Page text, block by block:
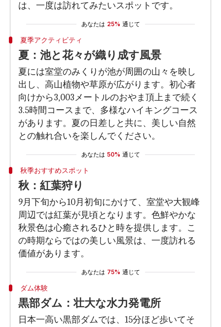
は、一度は訪れてみたいスポットです。
あなたは 25% 通じて
夏季アクティビティ
夏：池と花々が織り成す風景
夏には室堂のみくりが池が周囲の山々を映し
出し、高山植物や草原が広がります。初心者
向けから3,003メートルのおやま頂上まで続く
3.5時間コースまで、多様なハイキングコース
があります。夏の日差しと共に、美しい自然
との触れ合いを楽しんでください。
あなたは 50% 通じて
秋季おすすめスポット
秋：紅葉狩り
9月下旬から10月初旬にかけて、室堂や大観峰
周辺では紅葉が見頃となります。色鮮やかな
秋景色は心癒されるひと時を提供します。こ
の時期ならではの美しい風景は、一度訪れる
価値があります。
あなたは 75% 通じて
ダム体験
黒部ダム：壮大な水力発電所
日本一高い黒部ダムでは、15分ほど歩いてそ